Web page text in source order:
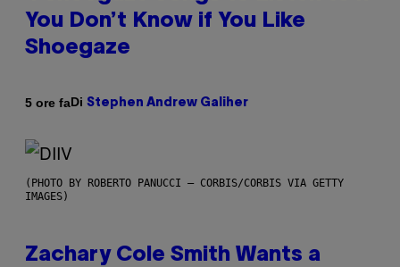
You Don’t Know if You Like
Shoegaze
5 ore faDi Stephen Andrew Galiher
(PHOTO BY ROBERTO PANUCCI – CORBIS/CORBIS VIA GETTY
IMAGES)
Zachary Cole Smith Wants a